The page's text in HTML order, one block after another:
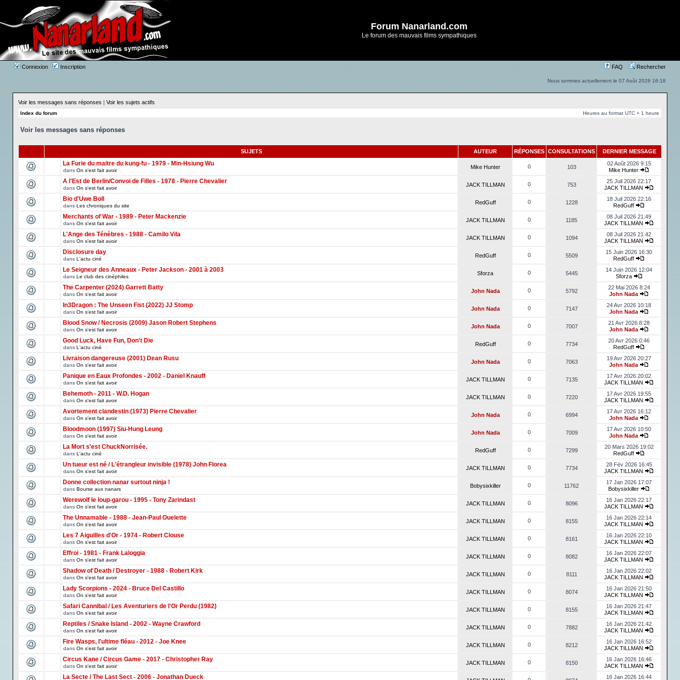
Forum Nanarland.com
Le forum des mauvais films sympathiques
Connexion Inscription FAQ Rechercher
Nous sommes actuellement le 07 Août 2026 16:18
Voir les messages sans réponses | Voir les sujets actifs
Index du forum Heures au format UTC + 1 heure
Voir les messages sans réponses
SUJETS AUTEUR RÉPONSESCONSULTATIONS DERNIER MESSAGE
La Furie du maitre du kung-fu - 1979 - Min-Hsiung Wu
dans On s'est fait avoir
Mike Hunter 0 103
02 Août 2026 9:15
Mike Hunter
A l'Est de Berlin/Convoi de Filles - 1978 - Pierre Chevalier
dans On s'est fait avoir
JACK TILLMAN 0 753
25 Juil 2026 22:17
JACK TILLMAN
Bio d'Uwe Boll
dans Les chroniques du site
RedGuff 0 1228
18 Juil 2026 22:16
RedGuff
Merchants of War - 1989 - Peter Mackenzie
dans On s'est fait avoir
JACK TILLMAN 0 1185
08 Juil 2026 21:49
JACK TILLMAN
L'Ange des Ténèbres - 1988 - Camilo Vila
dans On s'est fait avoir
JACK TILLMAN 0 1094
08 Juil 2026 21:42
JACK TILLMAN
Disclosure day
dans L'actu ciné
RedGuff 0 5509
15 Juin 2026 16:30
RedGuff
Le Seigneur des Anneaux - Peter Jackson - 2001 à 2003
dans Le club des cinéphiles
Sforza 0 5445
14 Juin 2026 12:04
Sforza
The Carpenter (2024) Garrett Batty
dans On s'est fait avoir
John Nada 0 5792
22 Mai 2026 8:24
John Nada
In3Dragon : The Unseen Fist (2022) JJ Stomp
dans On s'est fait avoir
John Nada 0 7147
24 Avr 2026 10:18
John Nada
Blood Snow / Necrosis (2009) Jason Robert Stephens
dans On s'est fait avoir
John Nada 0 7007
21 Avr 2026 8:28
John Nada
Good Luck, Have Fun, Don't Die
dans L'actu ciné
RedGuff 0 7734
20 Avr 2026 0:46
RedGuff
Livraison dangereuse (2001) Dean Rusu
dans On s'est fait avoir
John Nada 0 7063
19 Avr 2026 20:27
John Nada
Panique en Eaux Profondes - 2002 - Daniel Knauff
dans On s'est fait avoir
JACK TILLMAN 0 7135
17 Avr 2026 20:02
JACK TILLMAN
Behemoth - 2011 - W.D. Hogan
dans On s'est fait avoir
JACK TILLMAN 0 7220
17 Avr 2026 19:55
JACK TILLMAN
Avortement clandestin (1973) Pierre Chevalier
dans On s'est fait avoir
John Nada 0 6994
17 Avr 2026 16:12
John Nada
Bloodmoon (1997) Siu-Hung Leung
dans On s'est fait avoir
John Nada 0 7009
17 Avr 2026 10:50
John Nada
La Mort s'est ChuckNorrisée.
dans L'actu ciné
RedGuff 0 7299
20 Mars 2026 19:02
RedGuff
Un tueur est né / L'étrangleur invisible (1978) John Florea
dans On s'est fait avoir
JACK TILLMAN 0 7734
28 Fév 2026 16:45
JACK TILLMAN
Donne collection nanar surtout ninja !
dans Bourse aux nanars
Bobysixkiller 0 11762
17 Jan 2026 17:07
Bobysixkiller
Werewolf le loup-garou - 1995 - Tony Zarindast
dans On s'est fait avoir
JACK TILLMAN 0 8096
16 Jan 2026 22:17
JACK TILLMAN
The Unnamable - 1988 - Jean-Paul Ouelette
dans On s'est fait avoir
JACK TILLMAN 0 8155
16 Jan 2026 22:14
JACK TILLMAN
Les 7 Aiguilles d'Or - 1974 - Robert Clouse
dans On s'est fait avoir
JACK TILLMAN 0 8161
16 Jan 2026 22:10
JACK TILLMAN
Effroi - 1981 - Frank Laloggia
dans On s'est fait avoir
JACK TILLMAN 0 8082
16 Jan 2026 22:07
JACK TILLMAN
Shadow of Death / Destroyer - 1988 - Robert Kirk
dans On s'est fait avoir
JACK TILLMAN 0 8111
16 Jan 2026 22:02
JACK TILLMAN
Lady Scorpions - 2024 - Bruce Del Castillo
dans On s'est fait avoir
JACK TILLMAN 0 8074
16 Jan 2026 21:50
JACK TILLMAN
Safari Cannibal / Les Aventuriers de l'Or Perdu (1982)
dans On s'est fait avoir
JACK TILLMAN 0 8155
16 Jan 2026 21:47
JACK TILLMAN
Reptiles / Snake Island - 2002 - Wayne Crawford
dans On s'est fait avoir
JACK TILLMAN 0 7882
16 Jan 2026 21:42
JACK TILLMAN
Fire Wasps, l'ultime fléau - 2012 - Joe Knee
dans On s'est fait avoir
JACK TILLMAN 0 8212
16 Jan 2026 16:52
JACK TILLMAN
Circus Kane / Circus Game - 2017 - Christopher Ray
dans On s'est fait avoir
JACK TILLMAN 0 8150
16 Jan 2026 16:46
JACK TILLMAN
La Secte / The Last Sect - 2006 - Jonathan Dueck
16 Jan 2026 16:44